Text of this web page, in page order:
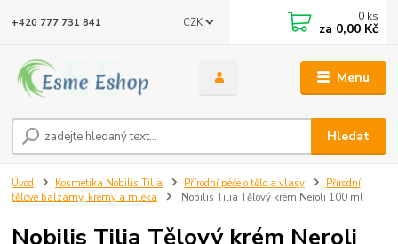
Menu
CZK
Hledat
+420 777 731 841 0 ks
za 0,00 Kč
Úvod Kosmetika Nobilis Tilia Přírodní péče o tělo a vlasy
Přírodní
tělové balzámy, krémy a mléka
Nobilis Tilia Tělový krém Neroli 100 ml
Nobilis Tilia Tělový krém Neroli